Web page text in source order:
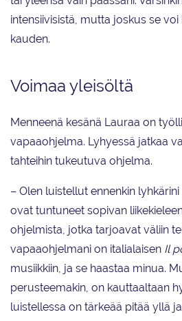
intensiivisistä, mutta joskus se
kauden.
Voimaa yleisöltä
Menneenä kesänä Lauraa on
vapaaohjelma. Lyhyessä jatkaa
tahteihin tukeutuva ohjelma.
– Olen luistellut ennenkin
ovat tuntuneet sopivan
ohjelmista, jotka tarjoavat väliin
vapaaohjelmani on italialaisen Il
musiikkiin, ja se haastaa minua.
perusteemakin, on kauttaaltaan
luistellessa on tärkeää pitää yllä